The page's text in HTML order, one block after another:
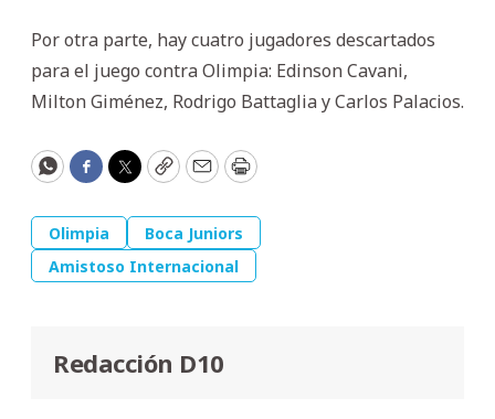
Por otra parte, hay cuatro jugadores descartados
para el juego contra Olimpia: Edinson Cavani,
Milton Giménez, Rodrigo Battaglia y Carlos Palacios.
WhatsApp
Facebook
Twitter
CopyEmailPrint
Olimpia
Boca Juniors
Amistoso Internacional
Redacción D10